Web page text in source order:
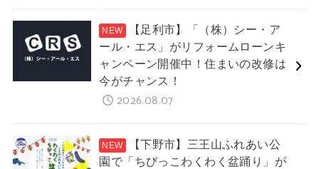
【足利市】「（株）シー・ア
ール・エス」がリフォームローンキ
ャンペーン開催中！住まいの改修は
今がチャンス！
2026.08.07
【下野市】三王山ふれあい公
園で「ちびっこわくわく盆踊り」が